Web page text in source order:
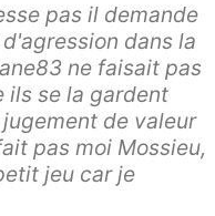
pas il demande
dans la
ne faisait pas
ils se la gardent
de valeur
pas moi Mossieu,
jeu car je